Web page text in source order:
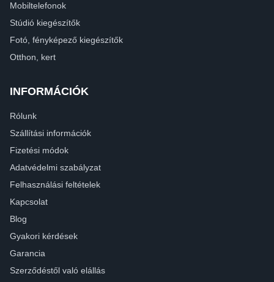
Mobiltelefonok
Stúdió kiegészítők
Fotó, fényképező kiegészítők
Otthon, kert
INFORMÁCIÓK
Rólunk
Szállítási információk
Fizetési módok
Adatvédelmi szabályzat
Felhasználási feltételek
Kapcsolat
Blog
Gyakori kérdések
Garancia
Szerződéstől való elállás